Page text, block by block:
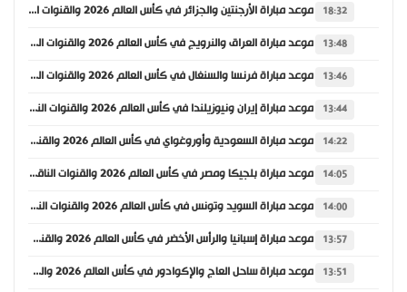
18:32 موعد مباراة الأرجنتين والجزائر في كأس العالم 2026 والقنوات الناقلة
13:48 موعد مباراة العراق والنرويج في كأس العالم 2026 والقنوات الناقلة
13:46 موعد مباراة فرنسا والسنغال في كأس العالم 2026 والقنوات الناقلة
13:44 موعد مباراة إيران ونيوزيلندا في كأس العالم 2026 والقنوات الناقلة
14:22 موعد مباراة السعودية وأوروغواي في كأس العالم 2026 والقنوات الناقلة
14:05 موعد مباراة بلجيكا ومصر في كأس العالم 2026 والقنوات الناقلة
14:00 موعد مباراة السويد وتونس في كأس العالم 2026 والقنوات الناقلة
13:57 موعد مباراة إسبانيا والرأس الأخضر في كأس العالم 2026 والقنوات الناقلة
13:51 موعد مباراة ساحل العاج والإكوادور في كأس العالم 2026 والقنوات الناقلة